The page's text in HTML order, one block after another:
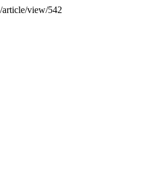
article/view/542